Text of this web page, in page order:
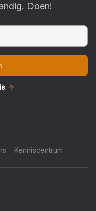
Doen!
Kenniscentrum